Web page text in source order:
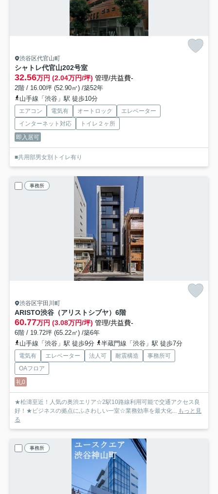
渋谷区代官山町
シャトレ代官山202号室
32.56万円 (2.04万円/坪) 管理/共益費-
2階 / 16.00坪 (52.90㎡) /築52年
山手線「渋谷」駅 徒歩10分
エアコン 電気有 オートロック
エレベーター
インターネット対応
トイレ２ヶ所
即入居可
■共用部男女別トイレ有り
事務所
渋谷区宇田川町
ARISTO渋谷（アリストシブヤ） 6階
60.77万円 (3.08万円/坪) 管理/共益費-
6階 / 19.72坪 (65.22㎡) /築6年
山手線「渋谷」駅 徒歩9分
半蔵門線「渋谷」駅 徒歩7分
電気有 エレベーター 法人可 耐震構造
事務所可
OAフロア
礼0
★松濤至近！人気の奥渋エリア☆2駅10路線利用可能で交通アクセス良
好！★ビジネスの拠点にふさわしい一室☆業務効率を最大化... もっと見
る
事務所